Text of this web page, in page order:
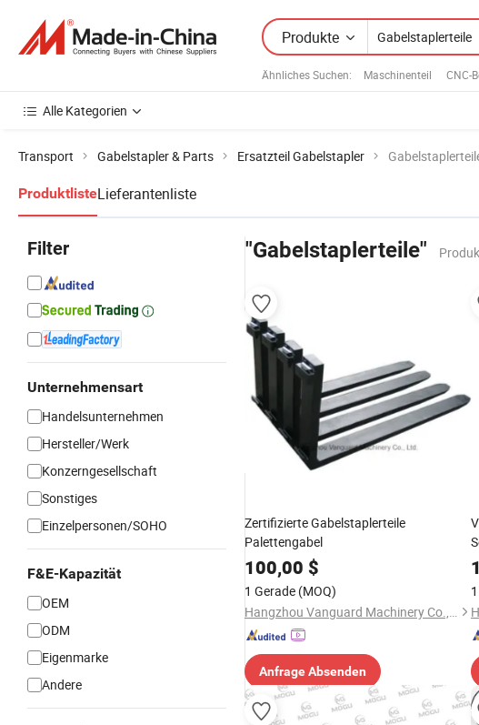
Produkte
Ähnliches Suchen: Maschinenteil CNC-
Alle Kategorien
Transport Gabelstapler & Parts Ersatzteil Gabelstapler
ProduktlisteLieferantenliste
Filter
Unternehmensart
Handelsunternehmen
Hersteller/Werk
Konzerngesellschaft
Sonstiges
Einzelpersonen/SOHO
F&E-Kapazität
OEM
ODM
Eigenmarke
Andere
"Gabelstaplerteile"
Zertifizierte Gabelstaplerteile
Palettengabel
100,00 $
1 Gerade (MOQ)
Hangzhou Vanguard Machinery Co., Ltd.
Anfrage Absenden